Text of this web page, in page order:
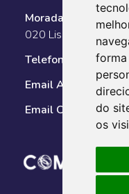
do
os
Morada:
Av.
020 Lisboa
Telefone:
351 211
Email AMT:
Email Observatório: